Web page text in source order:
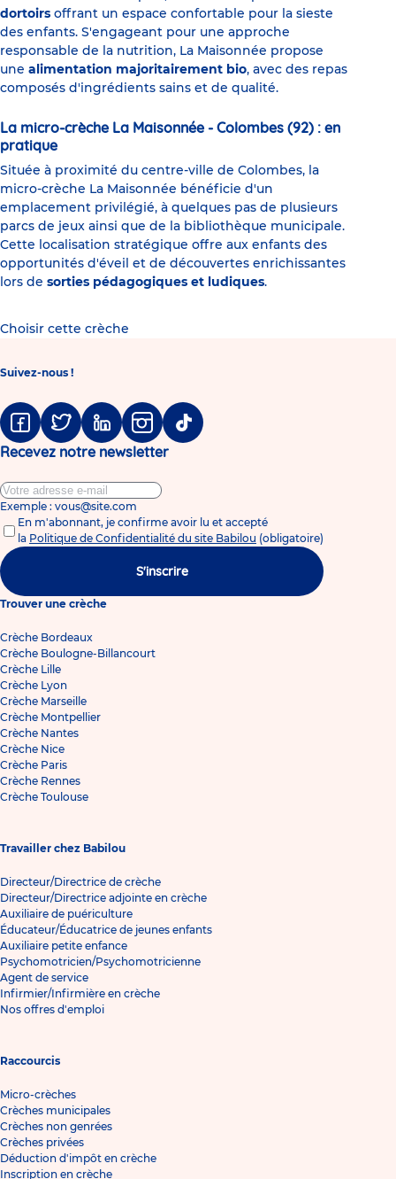
dortoirs offrant un espace confortable pour la sieste
des enfants. S'engageant pour une approche
responsable de la nutrition, La Maisonnée propose
une alimentation majoritairement bio, avec des repas
composés d'ingrédients sains et de qualité.
La micro-crèche La Maisonnée - Colombes (92) : en
pratique
Située à proximité du centre-ville de Colombes, la
micro-crèche La Maisonnée bénéficie d'un
emplacement privilégié, à quelques pas de plusieurs
parcs de jeux ainsi que de la bibliothèque municipale.
Cette localisation stratégique offre aux enfants des
opportunités d'éveil et de découvertes enrichissantes
lors de sorties pédagogiques et ludiques.
Choisir cette crèche
Suivez-nous !
FacebookTwitter LinkedinInstagramTiktok
Recevez notre newsletter
Exemple : vous@site.com
En m'abonnant, je confirme avoir lu et accepté
la Politique de Confidentialité du site Babilou (obligatoire)
S'inscrire
Trouver une crèche
Crèche Bordeaux
Crèche Boulogne-Billancourt
Crèche Lille
Crèche Lyon
Crèche Marseille
Crèche Montpellier
Crèche Nantes
Crèche Nice
Crèche Paris
Crèche Rennes
Crèche Toulouse
Travailler chez Babilou
Directeur/Directrice de crèche
Directeur/Directrice adjointe en crèche
Auxiliaire de puériculture
Éducateur/Éducatrice de jeunes enfants
Auxiliaire petite enfance
Psychomotricien/Psychomotricienne
Agent de service
Infirmier/Infirmière en crèche
Nos offres d'emploi
Raccourcis
Micro-crèches
Crèches municipales
Crèches non genrées
Crèches privées
Déduction d'impôt en crèche
Inscription en crèche